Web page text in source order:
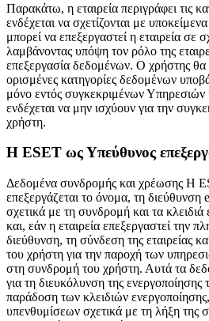
Παρακάτω, η εταιρεία περιγράφει τις
ενδέχεται να σχετίζονται με
μπορεί να επεξεργαστεί η εταιρεία σε
λαμβάνοντας υπόψη τον ρόλο της
επεξεργασία δεδομένων. Ο χρήστης θα
ορισμένες κατηγορίες δεδομένων
μόνο εντός συγκεκριμένων Υπηρεσιών
ενδέχεται να μην ισχύουν για την
χρήστη.
Η ESET ως Υπεύθυνος
Δεδομένα συνδρομής και χρέωσης Η
επεξεργάζεται το όνομα, τη διεύθυνση
σχετικά με τη συνδρομή και τα
και, εάν η εταιρεία επεξεργαστεί την
διεύθυνση, τη σύνδεση της εταιρείας
του χρήστη για την παροχή των
στη συνδρομή του χρήστη. Αυτά τα
για τη διευκόλυνση της ενεργοποίησης
παράδοση των κλειδιών
υπενθυμίσεων σχετικά με τη λήξη της